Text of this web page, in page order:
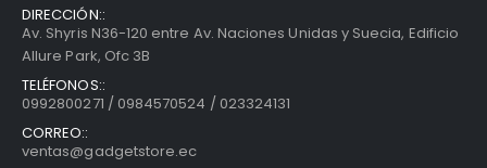
DIRECCIÓN::
Av. Shyris N36-120 entre Av. Naciones Unidas y Suecia, Edificio
Allure Park, Ofc 3B
TELÉFONOS::
0992800271 / 0984570524 / 023324131
CORREO::
ventas@gadgetstore.ec